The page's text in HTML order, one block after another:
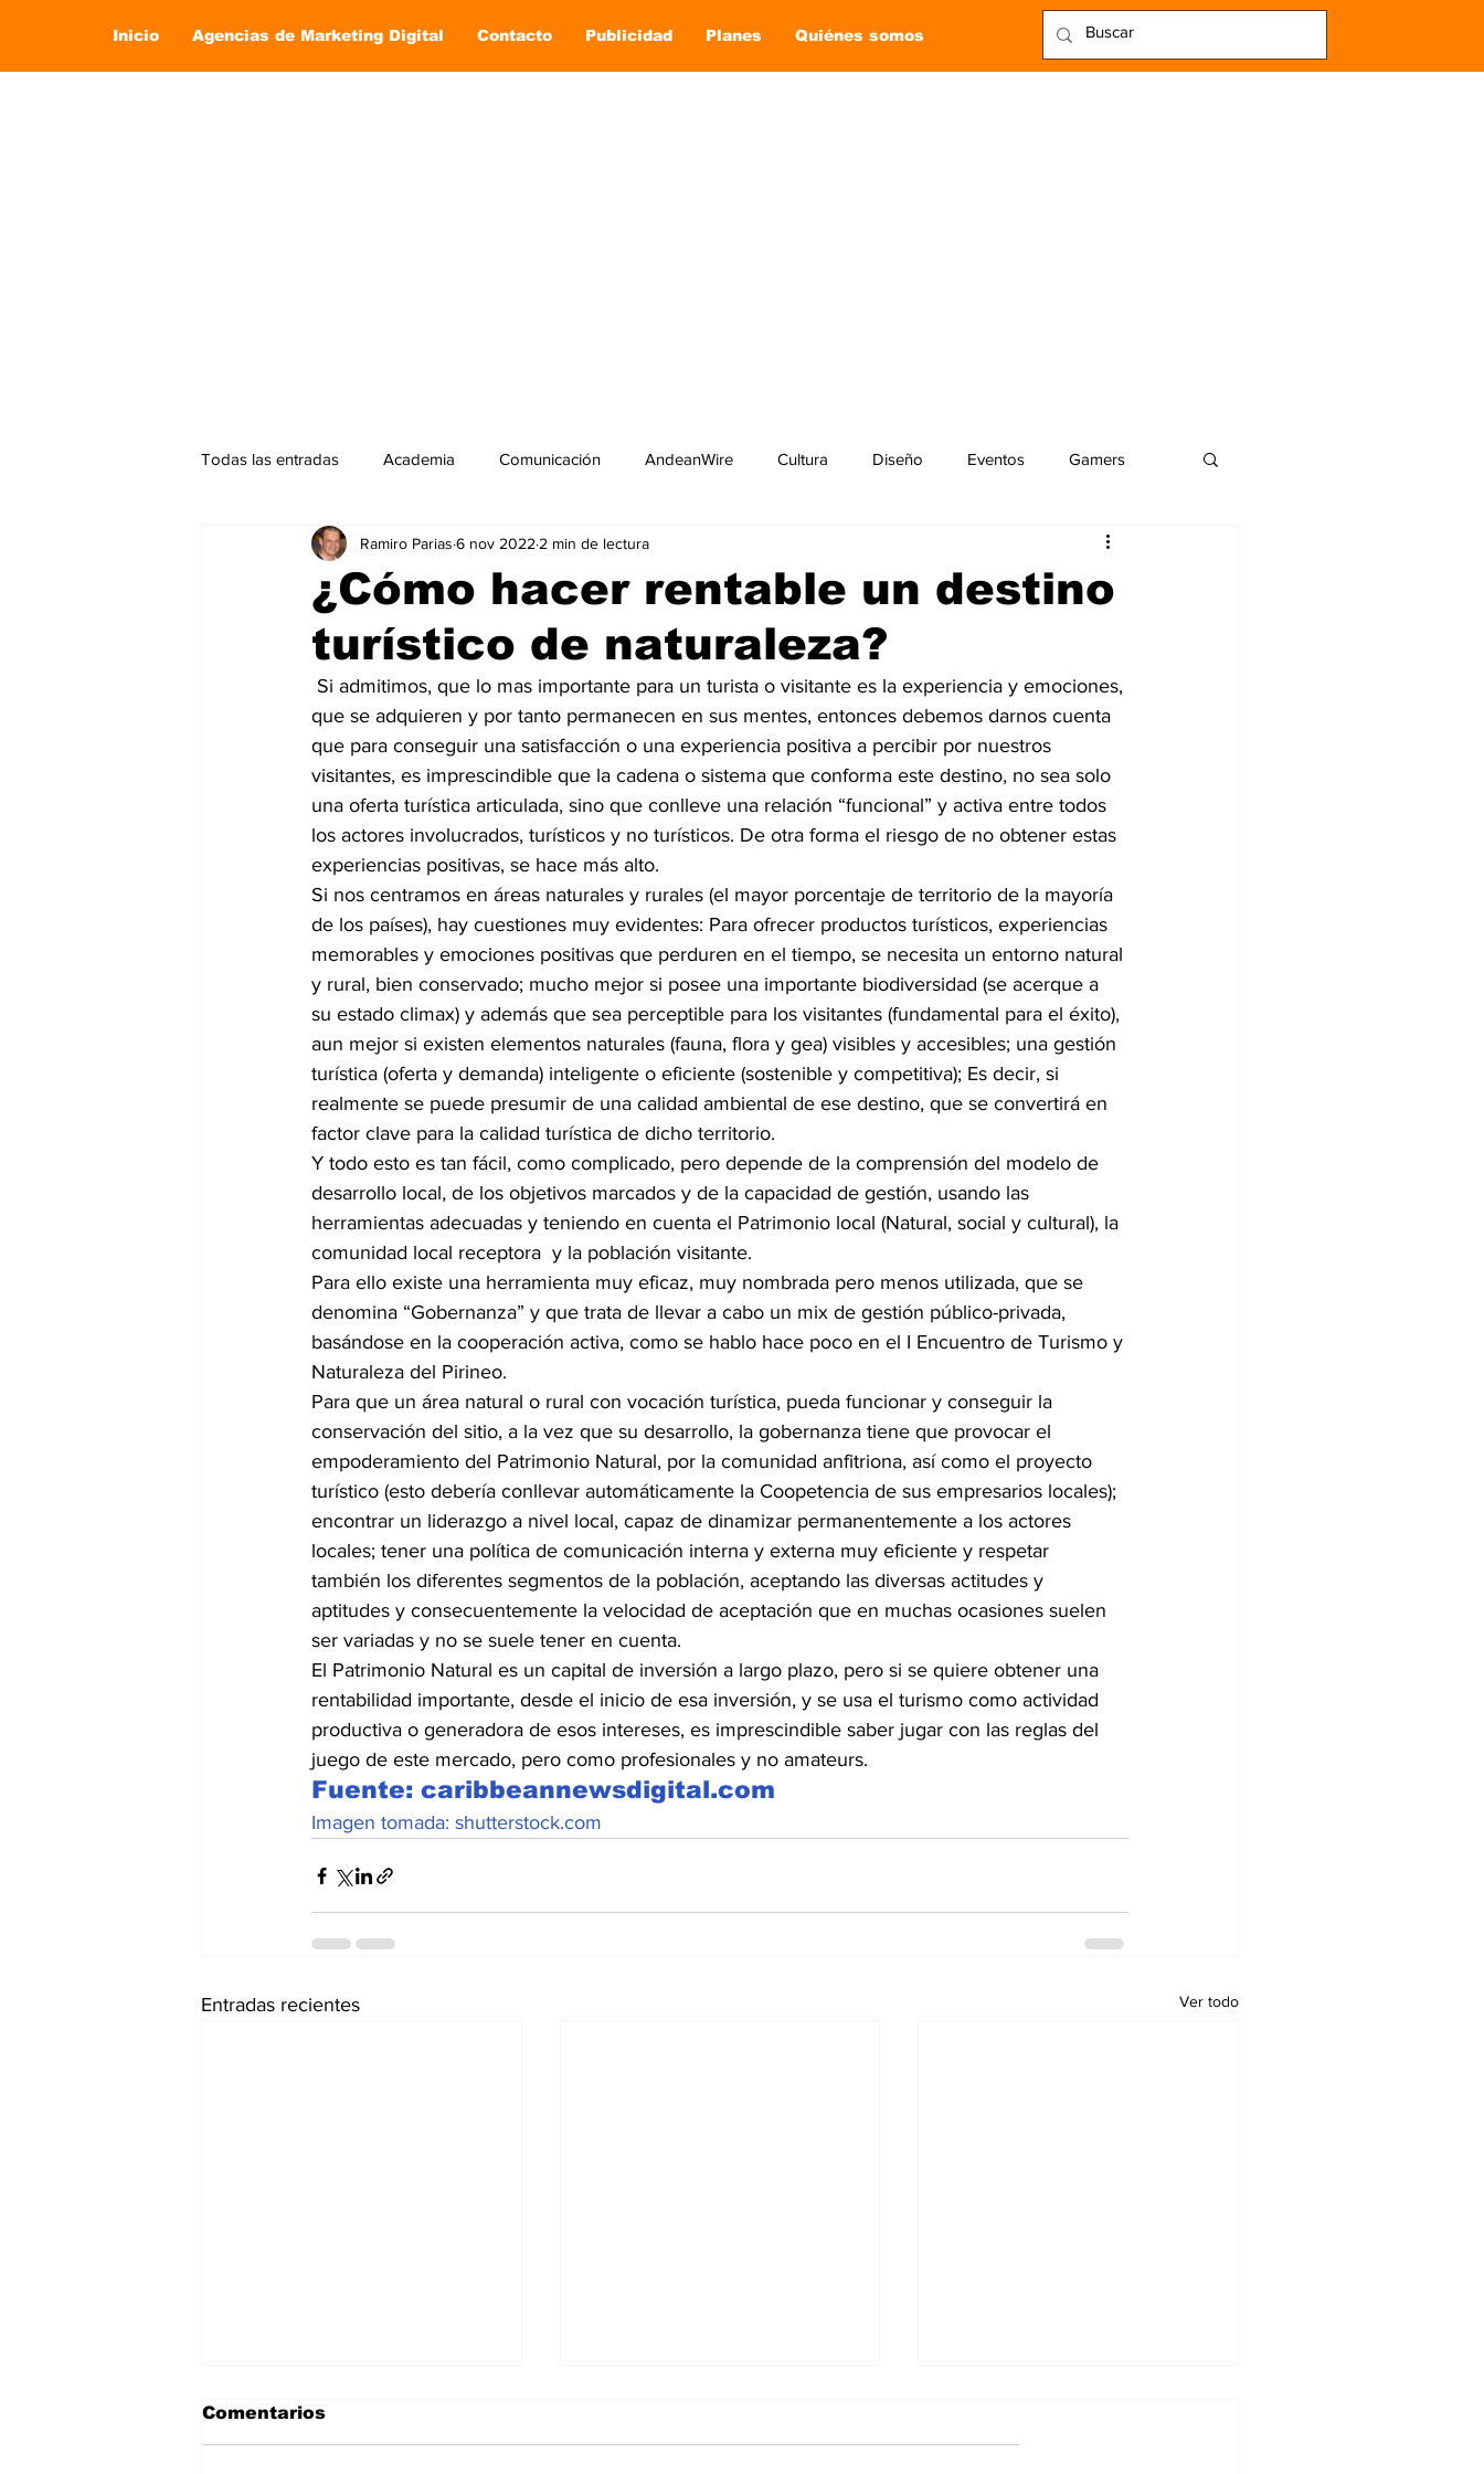
Inicio Agencias de Marketing Digital Contacto Publicidad Planes Quiénes somos
Todas las entradas Academia Comunicación AndeanWire Cultura Diseño Eventos Gamers
Marketing Marketing Digital Negocios Películas
Social Media Marketing Turismo On line Tecnología Un Café Digital
Dispositivos Eventos e-commerce Logística Perfiles Felicidad Música DJing
Sostenibilidad salud
¿Cómo hacer rentable un destino
turístico de naturaleza?
Ramiro Parias 6 nov 2022 2 min de lectura
Si admitimos, que lo mas importante para un turista o visitante es la experiencia y emociones,
que se adquieren y por tanto permanecen en sus mentes, entonces debemos darnos cuenta
que para conseguir una satisfacción o una experiencia positiva a percibir por nuestros
visitantes, es imprescindible que la cadena o sistema que conforma este destino, no sea solo
una oferta turística articulada, sino que conlleve una relación “funcional” y activa entre todos
los actores involucrados, turísticos y no turísticos. De otra forma el riesgo de no obtener estas
experiencias positivas, se hace más alto.
Si nos centramos en áreas naturales y rurales (el mayor porcentaje de territorio de la mayoría
de los países), hay cuestiones muy evidentes: Para ofrecer productos turísticos, experiencias
memorables y emociones positivas que perduren en el tiempo, se necesita un entorno natural
y rural, bien conservado; mucho mejor si posee una importante biodiversidad (se acerque a
su estado climax) y además que sea perceptible para los visitantes (fundamental para el éxito),
aun mejor si existen elementos naturales (fauna, flora y gea) visibles y accesibles; una gestión
turística (oferta y demanda) inteligente o eficiente (sostenible y competitiva); Es decir, si
realmente se puede presumir de una calidad ambiental de ese destino, que se convertirá en
factor clave para la calidad turística de dicho territorio.
Y todo esto es tan fácil, como complicado, pero depende de la comprensión del modelo de
desarrollo local, de los objetivos marcados y de la capacidad de gestión, usando las
herramientas adecuadas y teniendo en cuenta el Patrimonio local (Natural, social y cultural), la
comunidad local receptora  y la población visitante.
Para ello existe una herramienta muy eficaz, muy nombrada pero menos utilizada, que se
denomina “Gobernanza” y que trata de llevar a cabo un mix de gestión público-privada,
basándose en la cooperación activa, como se hablo hace poco en el I Encuentro de Turismo y
Naturaleza del Pirineo.
Para que un área natural o rural con vocación turística, pueda funcionar y conseguir la
conservación del sitio, a la vez que su desarrollo, la gobernanza tiene que provocar el
empoderamiento del Patrimonio Natural, por la comunidad anfitriona, así como el proyecto
turístico (esto debería conllevar automáticamente la Coopetencia de sus empresarios locales);
encontrar un liderazgo a nivel local, capaz de dinamizar permanentemente a los actores
locales; tener una política de comunicación interna y externa muy eficiente y respetar
también los diferentes segmentos de la población, aceptando las diversas actitudes y
aptitudes y consecuentemente la velocidad de aceptación que en muchas ocasiones suelen
ser variadas y no se suele tener en cuenta.
El Patrimonio Natural es un capital de inversión a largo plazo, pero si se quiere obtener una
rentabilidad importante, desde el inicio de esa inversión, y se usa el turismo como actividad
productiva o generadora de esos intereses, es imprescindible saber jugar con las reglas del
juego de este mercado, pero como profesionales y no amateurs.
Fuente: caribbeannewsdigital.com
Imagen tomada: shutterstock.com
Entradas recientes Ver todo
Comentarios